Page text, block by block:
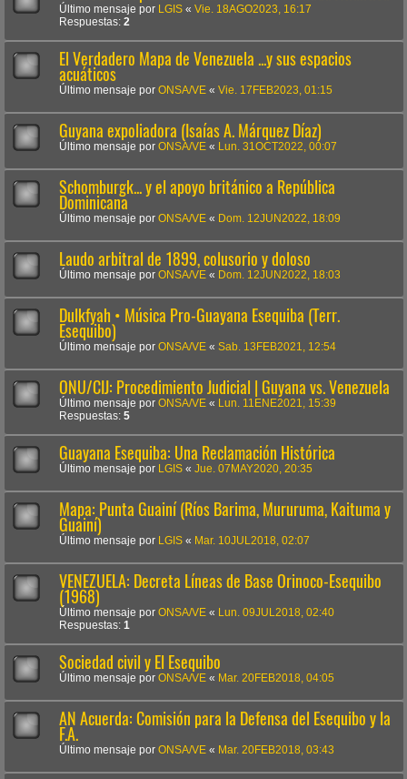
Último mensaje por LGIS « Vie. 18AGO2023, 16:17
Respuestas: 2
El Verdadero Mapa de Venezuela ...y sus espacios
acuáticos
Último mensaje por ONSA/VE « Vie. 17FEB2023, 01:15
Guyana expoliadora (Isaías A. Márquez Díaz)
Último mensaje por ONSA/VE « Lun. 31OCT2022, 00:07
Schomburgk... y el apoyo británico a República
Dominicana
Último mensaje por ONSA/VE « Dom. 12JUN2022, 18:09
Laudo arbitral de 1899, colusorio y doloso
Último mensaje por ONSA/VE « Dom. 12JUN2022, 18:03
Dulkfyah • Música Pro-Guayana Esequiba (Terr.
Esequibo)
Último mensaje por ONSA/VE « Sab. 13FEB2021, 12:54
ONU/CIJ: Procedimiento Judicial | Guyana vs. Venezuela
Último mensaje por ONSA/VE «
Lun. 11ENE2021, 15:39
Respuestas: 5
Guayana Esequiba: Una Reclamación Histórica
Último mensaje por LGIS « Jue. 07MAY2020, 20:35
Mapa: Punta Guainí (Ríos Barima, Mururuma, Kaituma y
Guainí)
Último mensaje por LGIS « Mar. 10JUL2018, 02:07
VENEZUELA: Decreta Líneas de Base Orinoco-Esequibo
(1968)
Último mensaje por ONSA/VE «
Lun. 09JUL2018, 02:40
Respuestas: 1
Sociedad civil y El Esequibo
Último mensaje por ONSA/VE « Mar. 20FEB2018, 04:05
AN Acuerda: Comisión para la Defensa del Esequibo y la
F.A.
Último mensaje por ONSA/VE « Mar. 20FEB2018, 03:43